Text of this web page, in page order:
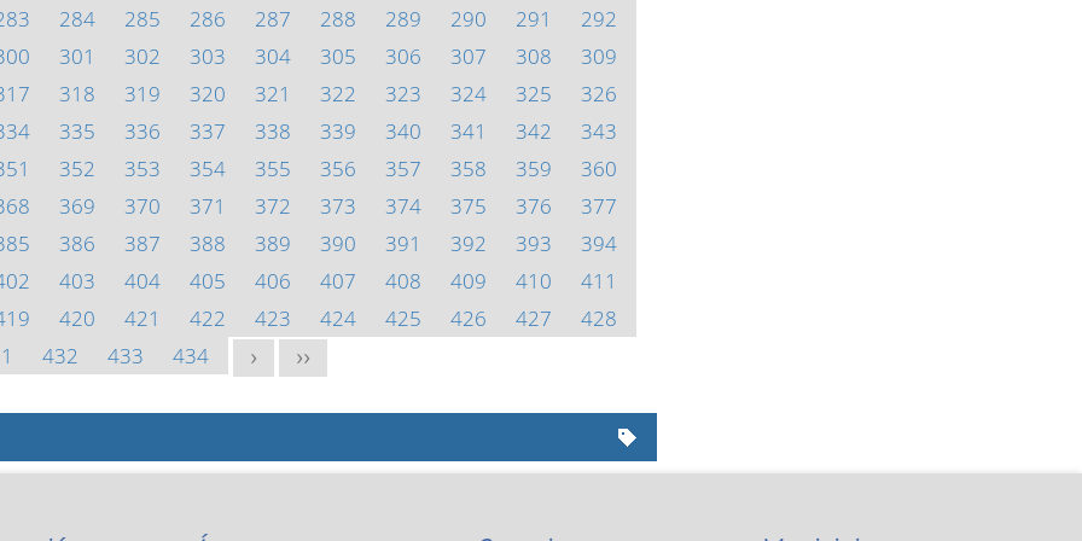
284 285 286 287 288 289 290 291
292
301 302 303 304 305 306 307 308
309
318 319 320 321 322 323 324 325
326
335 336 337 338 339 340 341 342
343
352 353 354 355 356 357 358 359
360
369 370 371 372 373 374 375 376
377
386 387 388 389 390 391 392 393
394
403 404 405 406 407 408 409 410
411
420 421 422 423 424 425 426 427
428
432 433 434 > >>